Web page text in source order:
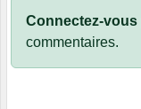
Connectez-vous
commentaires.